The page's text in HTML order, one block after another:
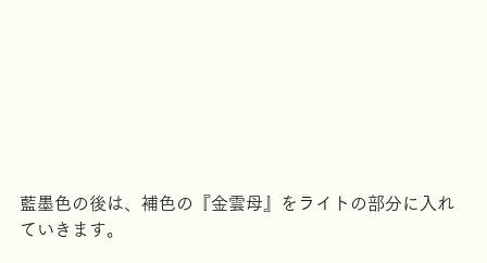
藍墨色の後は、補色の『金雲母』をライトの部分に入れ